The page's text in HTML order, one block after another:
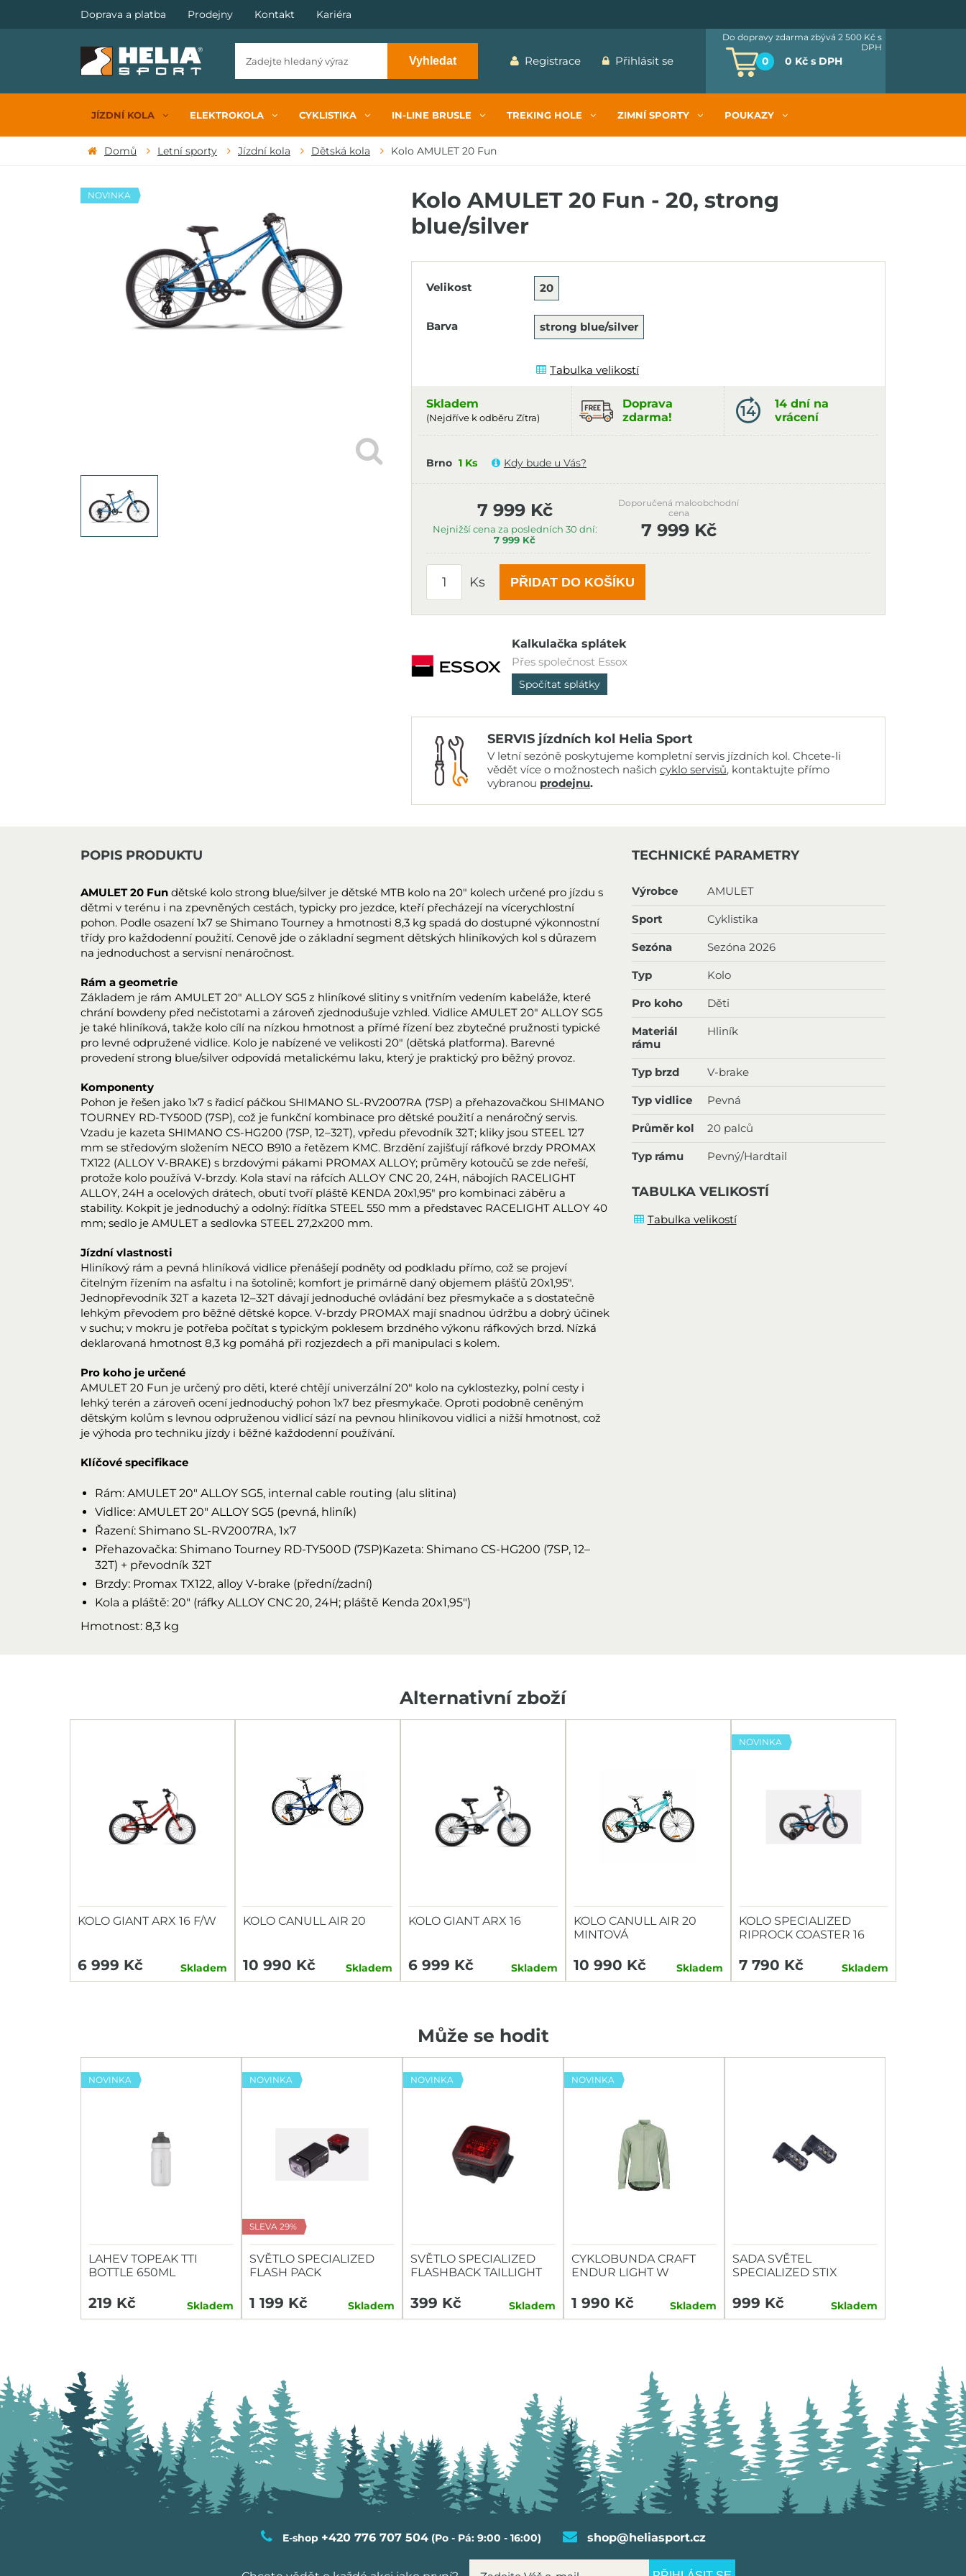
Doprava a platba Prodejny Kontakt Kariéra
Vyhledat Registrace Přihlásit se 0 0 Kč s DPH
Do dopravy zdarma zbývá 2 500 Kč s
DPH
JÍZDNÍ KOLA ELEKTROKOLA CYKLISTIKA IN-LINE BRUSLE TREKING HOLE ZIMNÍ SPORTY POUKAZY
Domů Letní sporty Jízdní kola Dětská kola Kolo AMULET 20 Fun
NOVINKA
Kolo AMULET 20 Fun - 20, strong
blue/silver
Velikost 20
Barva strong blue/silver
Tabulka velikostí
Skladem
(Nejdříve k odběru Zítra)
Doprava
zdarma!
14 dní na
vrácení
Brno 1 Ks Kdy bude u Vás?
7 999 Kč
Nejnižší cena za posledních 30 dní:
7 999 Kč
Doporučená maloobchodní
cena
7 999 Kč
Ks PŘIDAT DO KOŠÍKU
Kalkulačka splátek
Přes společnost Essox
Spočítat splátky
SERVIS jízdních kol Helia Sport
V letní sezóně poskytujeme kompletní servis jízdních kol. Chcete-li
vědět více o možnostech našich cyklo servisů, kontaktujte přímo
vybranou prodejnu.
POPIS PRODUKTU
AMULET 20 Fun dětské kolo strong blue/silver je dětské MTB kolo na 20" kolech určené pro jízdu s
dětmi v terénu i na zpevněných cestách, typicky pro jezdce, kteří přecházejí na vícerychlostní
pohon. Podle osazení 1x7 se Shimano Tourney a hmotnosti 8,3 kg spadá do dostupné výkonnostní
třídy pro každodenní použití. Cenově jde o základní segment dětských hliníkových kol s důrazem
na jednoduchost a servisní nenáročnost.
Rám a geometrie
Základem je rám AMULET 20" ALLOY SG5 z hliníkové slitiny s vnitřním vedením kabeláže, které
chrání bowdeny před nečistotami a zároveň zjednodušuje vzhled. Vidlice AMULET 20" ALLOY SG5
je také hliníková, takže kolo cílí na nízkou hmotnost a přímé řízení bez zbytečné pružnosti typické
pro levné odpružené vidlice. Kolo je nabízené ve velikosti 20" (dětská platforma). Barevné
provedení strong blue/silver odpovídá metalickému laku, který je praktický pro běžný provoz.
Komponenty
Pohon je řešen jako 1x7 s řadicí páčkou SHIMANO SL-RV2007RA (7SP) a přehazovačkou SHIMANO
TOURNEY RD-TY500D (7SP), což je funkční kombinace pro dětské použití a nenáročný servis.
Vzadu je kazeta SHIMANO CS-HG200 (7SP, 12–32T), vpředu převodník 32T; kliky jsou STEEL 127
mm se středovým složením NECO B910 a řetězem KMC. Brzdění zajišťují ráfkové brzdy PROMAX
TX122 (ALLOY V-BRAKE) s brzdovými pákami PROMAX ALLOY; průměry kotoučů se zde neřeší,
protože kolo používá V-brzdy. Kola staví na ráfcích ALLOY CNC 20, 24H, nábojích RACELIGHT
ALLOY, 24H a ocelových drátech, obutí tvoří pláště KENDA 20x1,95" pro kombinaci záběru a
stability. Kokpit je jednoduchý a odolný: řídítka STEEL 550 mm a představec RACELIGHT ALLOY 40
mm; sedlo je AMULET a sedlovka STEEL 27,2x200 mm.
Jízdní vlastnosti
Hliníkový rám a pevná hliníková vidlice přenášejí podněty od podkladu přímo, což se projeví
čitelným řízením na asfaltu i na šotolině; komfort je primárně daný objemem plášťů 20x1,95".
Jednopřevodník 32T a kazeta 12–32T dávají jednoduché ovládání bez přesmykače a s dostatečně
lehkým převodem pro běžné dětské kopce. V-brzdy PROMAX mají snadnou údržbu a dobrý účinek
v suchu; v mokru je potřeba počítat s typickým poklesem brzdného výkonu ráfkových brzd. Nízká
deklarovaná hmotnost 8,3 kg pomáhá při rozjezdech a při manipulaci s kolem.
Pro koho je určené
AMULET 20 Fun je určený pro děti, které chtějí univerzální 20" kolo na cyklostezky, polní cesty i
lehký terén a zároveň ocení jednoduchý pohon 1x7 bez přesmykače. Oproti podobně ceněným
dětským kolům s levnou odpruženou vidlicí sází na pevnou hliníkovou vidlici a nižší hmotnost, což
je výhoda pro techniku jízdy i běžné každodenní používání.
Klíčové specifikace
Rám: AMULET 20" ALLOY SG5, internal cable routing (alu slitina)
Vidlice: AMULET 20" ALLOY SG5 (pevná, hliník)
Řazení: Shimano SL-RV2007RA, 1x7
Přehazovačka: Shimano Tourney RD-TY500D (7SP)Kazeta: Shimano CS-HG200 (7SP, 12–
32T) + převodník 32T
Brzdy: Promax TX122, alloy V-brake (přední/zadní)
Kola a pláště: 20" (ráfky ALLOY CNC 20, 24H; pláště Kenda 20x1,95")
Hmotnost: 8,3 kg
TECHNICKÉ PARAMETRY
Výrobce AMULET
Sport Cyklistika
Sezóna Sezóna 2026
Typ Kolo
Pro koho Děti
Materiál
rámu
Hliník
Typ brzd V-brake
Typ vidlice Pevná
Průměr kol 20 palců
Typ rámu Pevný/Hardtail
TABULKA VELIKOSTÍ
Tabulka velikostí
Alternativní zboží
KOLO GIANT ARX 16 F/W
6 999 Kč Skladem
KOLO CANULL AIR 20
10 990 Kč Skladem
KOLO GIANT ARX 16
6 999 Kč Skladem
KOLO CANULL AIR 20
MINTOVÁ
10 990 Kč Skladem
NOVINKA
KOLO SPECIALIZED
RIPROCK COASTER 16
7 790 Kč Skladem
Může se hodit
NOVINKA
LAHEV TOPEAK TTI
BOTTLE 650ML
219 Kč Skladem
NOVINKA
SLEVA 29%
SVĚTLO SPECIALIZED
FLASH PACK
1 199 Kč Skladem
NOVINKA
SVĚTLO SPECIALIZED
FLASHBACK TAILLIGHT
399 Kč Skladem
NOVINKA
CYKLOBUNDA CRAFT
ENDUR LIGHT W
1 990 Kč Skladem
SADA SVĚTEL
SPECIALIZED STIX
999 Kč Skladem
E-shop +420 776 707 504(Po - Pá: 9:00 - 16:00) shop@heliasport.cz